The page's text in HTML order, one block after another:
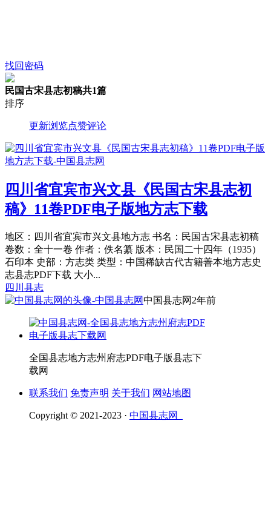
找回密码
民国古宋县志初稿共1篇
排序
更新浏览点赞评论
四川省宜宾市兴文县《民国古宋县志初
稿》11卷PDF电子版地方志下载
地区：四川省宜宾市兴文县地方志 书名：民国古宋县志初稿
卷数：全十一卷 作者：佚名纂 版本：民国二十四年（1935）
石印本 史部：方志类 类型：中国稀缺古代古籍善本地方志史
志县志PDF下载 大小...
四川县志
中国县志网 2年前
全国县志地方志州府志PDF电子版县志下
载网
联系我们 免责声明 关于我们 网站地图
Copyright © 2021-2023 · 中国县志网